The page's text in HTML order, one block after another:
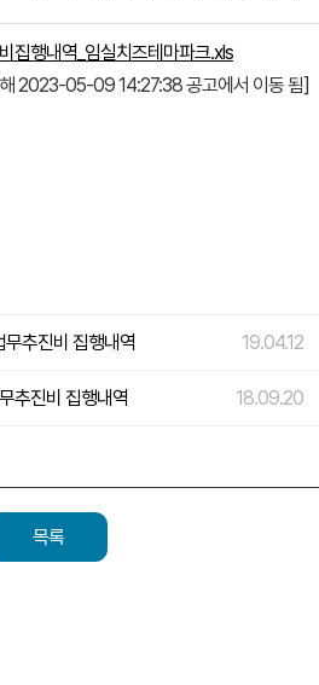
집행내역_임실치즈테마파크.xls
2023-05-09 14:27:38 공고에서 이동 됨]
추진비 집행내역 19.04.12
추진비 집행내역 18.09.20
목록